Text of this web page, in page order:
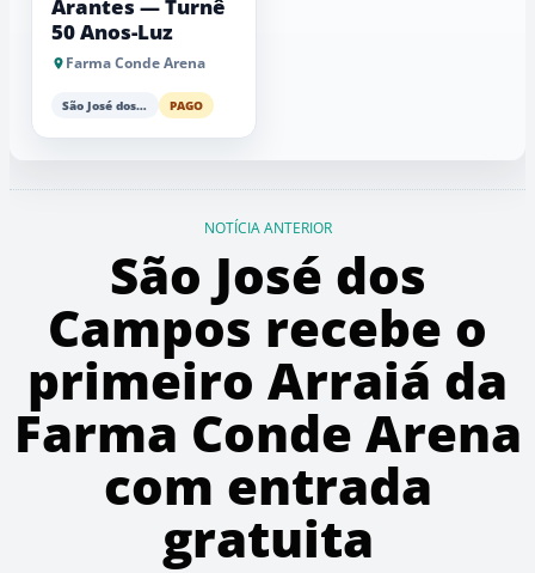
Arantes — Turnê
50 Anos-Luz
Farma Conde Arena
São José dos Campos PAGO
NOTÍCIA ANTERIOR
São José dos
Campos recebe o
primeiro Arraiá da
Farma Conde Arena
com entrada
gratuita